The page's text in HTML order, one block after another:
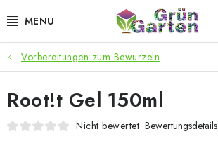
Inhalt
ANGEBOTE
LED PFLANZENLAMPEN
ANBAUBEDARF FÜR DEN HEIMANBAU
Vorbereitungen zum Bewurzeln
Root!t Gel 150ml
Nicht bewertet Bewertungsdetails